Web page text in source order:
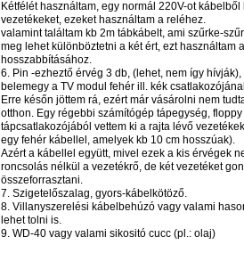
Kétfélét használtam, egy normál 220V-ot
vezetékeket, ezeket használtam a reléhez.
valamint találtam kb 2m tábkábelt, ami szűrke-
meg lehet különböztetni a két ért, ezt használtam
hosszabbításához.
6. Pin -ezheztő érvég 3 db, (lehet, nem így
belemegy a TV modul fehér ill. kék
Erre későn jöttem rá, ezért már vásárolni nem
otthon. Egy régebbi számítógép tápegység,
tápcsatlakozójából vettem ki a rajta lévő
egy fehér kábellel, amelyek kb 10 cm hosszúak).
Azért a kábellel együtt, mivel ezek a kis érvégek
roncsolás nélkül a vezetékrő, de két vezetéket
összeforrasztani.
7. Szigetelőszalag, gyors-kábelkötöző.
8. Villanyszerelési kábelbehúzó vagy valami
lehet tolni is.
9. WD-40 vagy valami sikositó cucc (pl.: olaj)